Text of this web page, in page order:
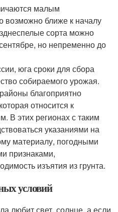
малым
возможно ближе к началу
сорта можно
но непременно до
юга сроки для сбора
собираемого урожая.
благоприятно
относится к
В этих регионах с таким
указаниями на
материалу, погодными
признаками,
изъятия из грунта.
условий